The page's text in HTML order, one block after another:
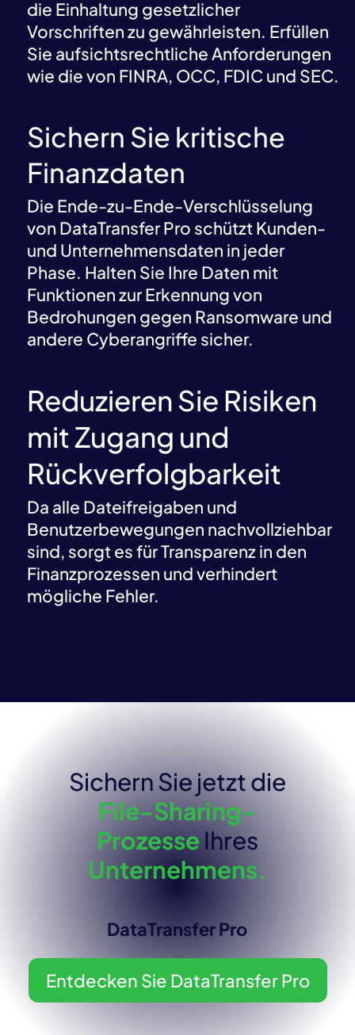
die Einhaltung gesetzlicher
Vorschriften zu gewährleisten. Erfüllen
Sie aufsichtsrechtliche Anforderungen
wie die von FINRA, OCC, FDIC und SEC.
Sichern Sie kritische
Finanzdaten
Die Ende-zu-Ende-Verschlüsselung
von DataTransfer Pro schützt Kunden-
und Unternehmensdaten in jeder
Phase. Halten Sie Ihre Daten mit
Funktionen zur Erkennung von
Bedrohungen gegen Ransomware und
andere Cyberangriffe sicher.
Reduzieren Sie Risiken
mit Zugang und
Rückverfolgbarkeit
Da alle Dateifreigaben und
Benutzerbewegungen nachvollziehbar
sind, sorgt es für Transparenz in den
Finanzprozessen und verhindert
mögliche Fehler.
Sichern Sie jetzt die
File-Sharing-
ProzesseIhres
Unternehmens.
DataTransfer Pro
Entdecken Sie DataTransfer Pro